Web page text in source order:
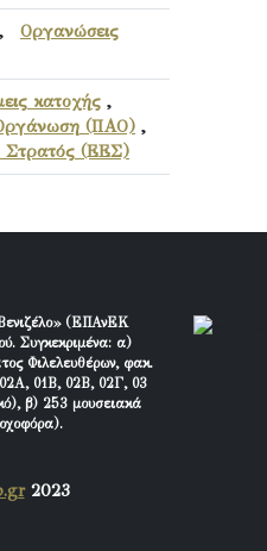
, Οργανώσεις
κατοχής ,
Οργάνωση (ΠΑΟ) ,
Στρατός (ΕΕΣ)
(ΕΠΑνΕΚ
Συγκεκριμένα: α)
Φιλελευθέρων, φακ.
01Β, 02Β, 02Γ, 03
β) 253 μουσειακά
2023